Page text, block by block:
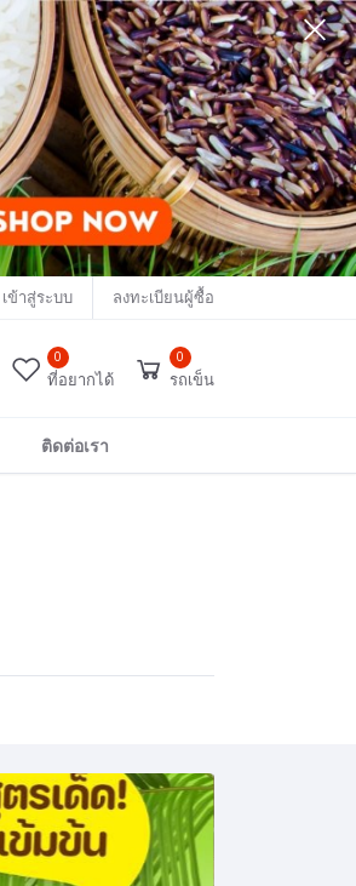
เข้าสู่ระบบ ลงทะเบียนผู้ซื้อ
0
ที่อยากได้
0
รถเข็น
ติดต่อเรา